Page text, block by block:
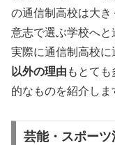
の通信制高校は大
意志で選ぶ学校へと
実際に通信制高校に
以外の理由 もとて
的なものを紹介しま
芸能・スポー